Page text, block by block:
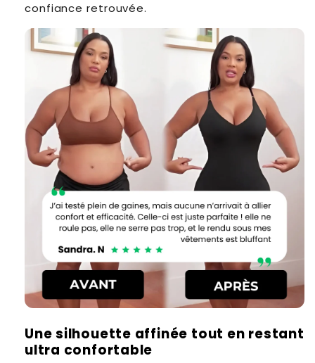
confiance retrouvée.
Une silhouette affinée tout en restant
ultra confortable